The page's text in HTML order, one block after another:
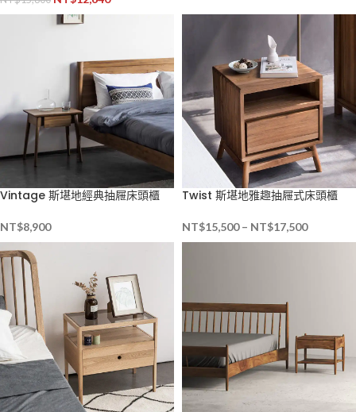
Vintage 斯堪地經典抽屜床頭櫃
NT$8,900
Twist 斯堪地雅趣抽屜式床頭櫃
NT$15,500 – NT$17,500